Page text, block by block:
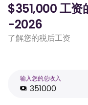
$351,000 工资
-2026
了解您的税后工资
输入您的总收入